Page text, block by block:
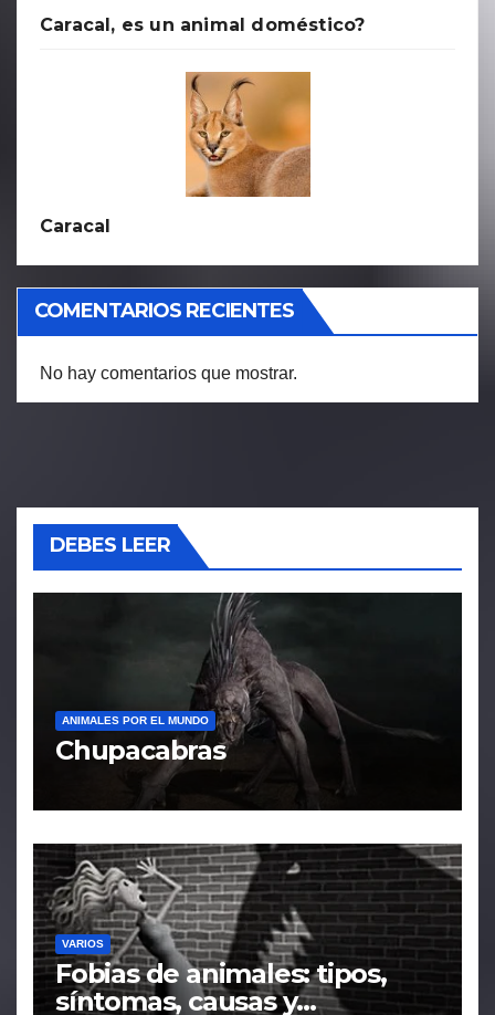
Caracal, es un animal doméstico?
Caracal
COMENTARIOS RECIENTES
No hay comentarios que mostrar.
DEBES LEER
ANIMALES POR EL MUNDO
Chupacabras
VARIOS
Fobias de animales: tipos,
síntomas, causas y